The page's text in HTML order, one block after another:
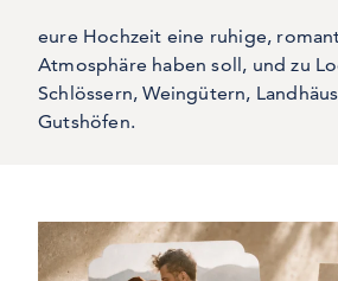
eure Hochzeit eine ruhige,
Atmosphäre haben soll, und zu
Schlössern, Weingütern,
Gutshöfen.